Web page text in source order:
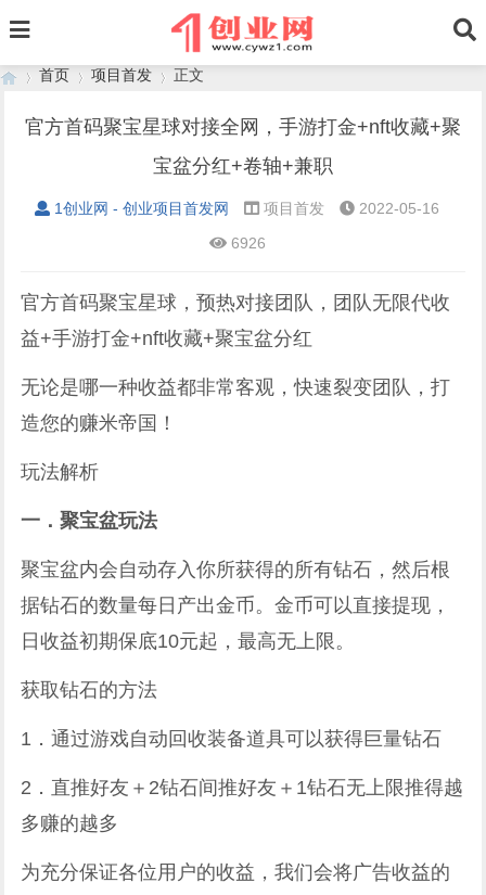
首页 项目首发
›
正文
官方首码聚宝星球对接全网，手游打金+nft收藏+聚
宝盆分红+卷轴+兼职
1创业网 - 创业项目首发网 项目首发
2022-05-16
6926
官方首码聚宝星球，预热对接团队，团队无限代收
益+手游打金+nft收藏+聚宝盆分红
无论是哪一种收益都非常客观，快速裂变团队，打
造您的赚米帝国！
玩法解析
一．聚宝盆玩法
聚宝盆内会自动存入你所获得的所有钻石，然后根
据钻石的数量每日产出金币。金币可以直接提现，
日收益初期保底10元起，最高无上限。
获取钻石的方法
1．通过游戏自动回收装备道具可以获得巨量钻石
2．直推好友＋2钻石间推好友＋1钻石无上限推得越
多赚的越多
为充分保证各位用户的收益，我们会将广告收益的